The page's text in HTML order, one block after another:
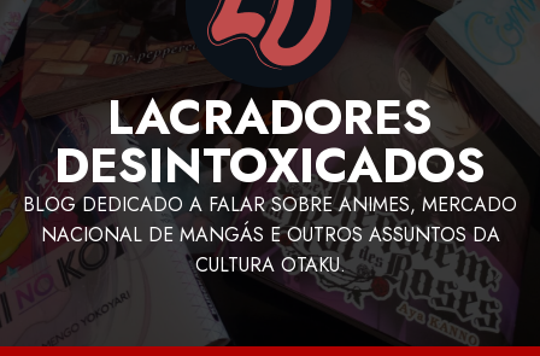
LACRADORES
DESINTOXICADOS
BLOG DEDICADO A FALAR SOBRE ANIMES, MERCADO
NACIONAL DE MANGÁS E OUTROS ASSUNTOS DA
CULTURA OTAKU.